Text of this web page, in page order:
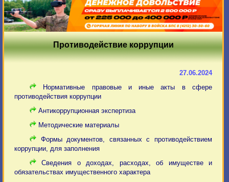
Противодействие коррупции
27.06.2024
Нормативные правовые и иные акты в сфере
противодействия коррупции
Антикоррупционная экспертиза
Методические материалы
Формы документов, связанных с противодействием
коррупции, для заполнения
Сведения о доходах, расходах, об имуществе и
обязательствах имущественного характера